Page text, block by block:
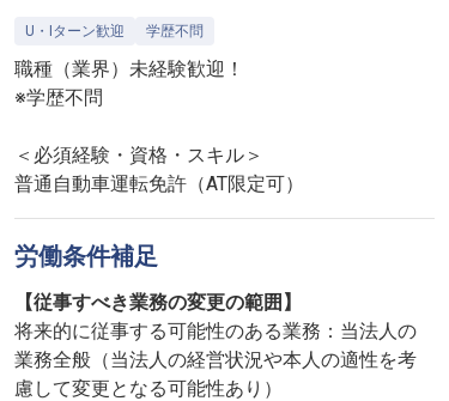
U・Iターン歓迎 学歴不問
職種（業界）未経験歓迎！
※学歴不問
＜必須経験・資格・スキル＞
普通自動車運転免許（AT限定可）
労働条件補足
【従事すべき業務の変更の範囲】
将来的に従事する可能性のある業務：当法人の
業務全般（当法人の経営状況や本人の適性を考
慮して変更となる可能性あり）